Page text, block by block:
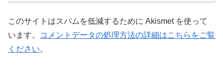
このサイトはスパムを低減するために Akismet を使って
います。
コメントデータの処理方法の詳細はこちらをご覧
ください。